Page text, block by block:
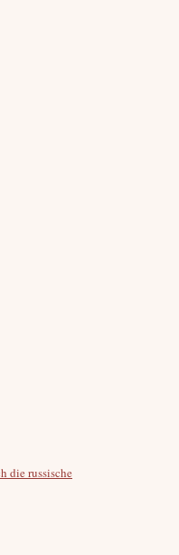
die russische